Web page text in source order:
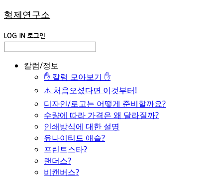
형제연구소
LOG IN 로그인
칼럼/정보
✋ 칼럼 모아보기 ✋
⚠️ 처음오셨다면 이것부터!
디자인/로고는 어떻게 준비할까요?
수량에 따라 가격은 왜 달라질까?
인쇄방식에 대한 설명
유나이티드 애슬?
프린트스타?
랜더스?
비캔버스?